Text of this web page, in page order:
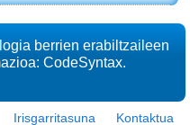
berrien erabiltzaileen
CodeSyntax.
Irisgarritasuna Kontaktua